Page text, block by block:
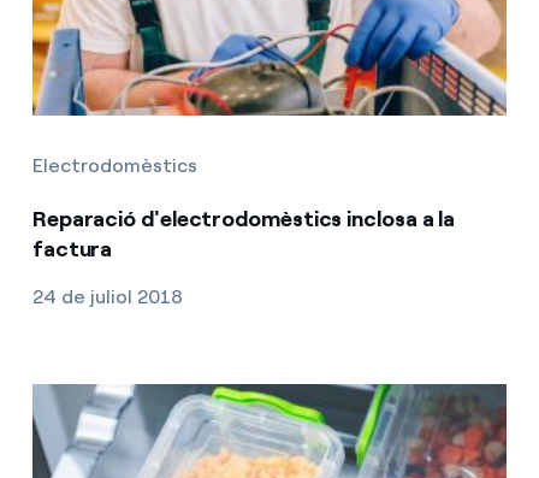
Electrodomèstics
Reparació d'electrodomèstics inclosa a la
factura
24 de juliol 2018